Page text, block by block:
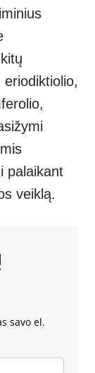
palaikant
veiklą.
savo el.